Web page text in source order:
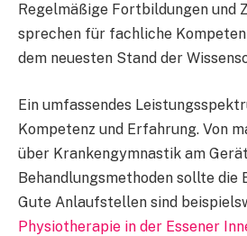
Regelmäßige Fortbildungen und
sprechen für fachliche
dem neuesten Stand der
Ein umfassendes
Kompetenz und Erfahrung. Von
über Krankengymnastik am
Behandlungsmethoden sollte die
Gute Anlaufstellen sind
Physiotherapie in der Essener